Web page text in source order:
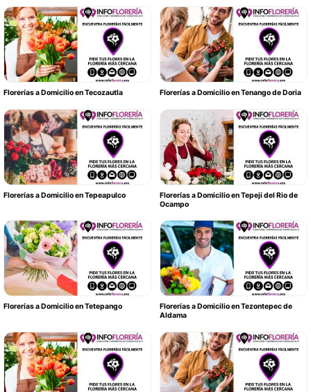
Florerías a Domicilio en Tecozautla Florerías a Domicilio en Tenango de Doria
Florerías a Domicilio en Tepeapulco
Florerías a Domicilio en Tepeji del Rio de
Ocampo
Florerías a Domicilio en Tetepango
Florerías a Domicilio en Tezontepec de
Aldama